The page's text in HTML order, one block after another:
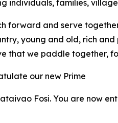
individuals, families,
forward and serve
young and old, rich
that we paddle together,
our new Prime
Fosi. You are now